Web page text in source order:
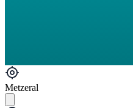
Metzeral